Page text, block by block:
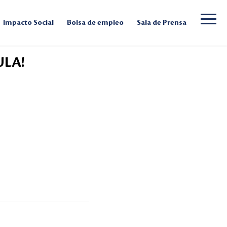
Impacto Social Bolsa de empleo Sala de Prensa